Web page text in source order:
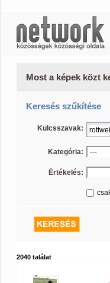
Most a képek közt
Keresés szűkítése
Kulcsszavak:
Kategória:
Értékelés:
2040 találat